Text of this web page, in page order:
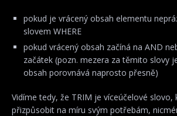
pokud je vrácený obsah elementu
slovem WHERE
pokud vrácený obsah začíná na AND
začátek (pozn. mezera za těmito slovy
obsah porovnává naprosto přesně)
Vidíme tedy, že TRIM je víceúčelové slovo,
přizpůsobit na míru svým potřebám,